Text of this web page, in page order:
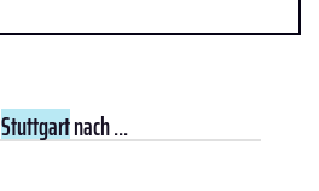
Stuttgartnach ...